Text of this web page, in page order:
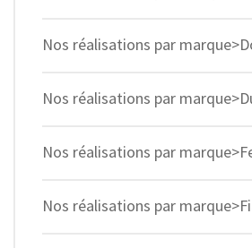
Nos réalisations par
Nos réalisations par
Nos réalisations par
Nos réalisations par